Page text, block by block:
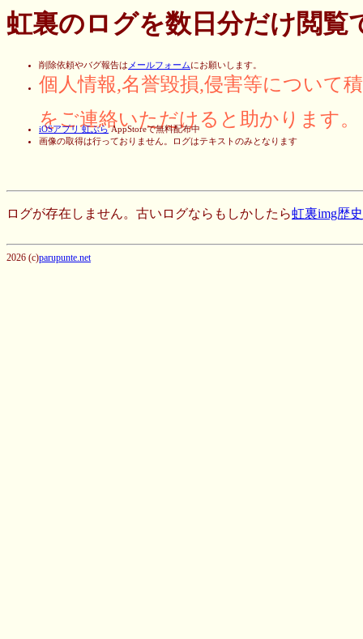
虹裏のログを数日分だけ閲覧
削除依頼やバグ報告はメールフォームにお願いします。
個人情報,名誉毀損,侵害等について
をご連絡いただけると助かります。
iOSアプリ 虹ぶらAppStoreで無料配布中
画像の取得は行っておりません。ログはテキストのみとなります
ログが存在しません。古いログならもしかしたら虹裏img歴
2026 (c)parupunte.net